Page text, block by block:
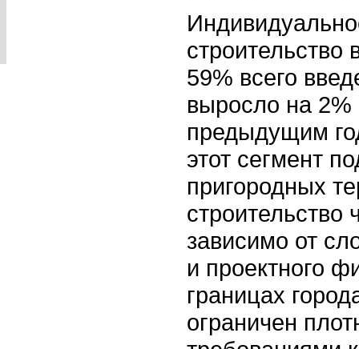
строительство
59% всего
выросло на
предыдущим
этот сегмент
пригородных
зависимо от
и проектного
границах
ограничен